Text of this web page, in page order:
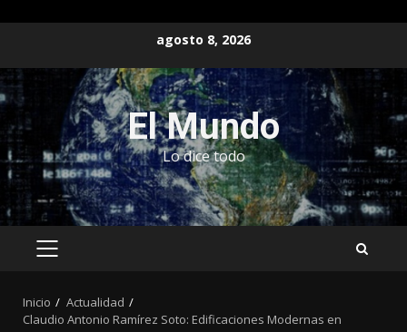
contenido
agosto 8, 2026
El Mundo
Lo dice todo
MENÚ
Inicio
Actualidad
Claudio Antonio Ramírez Soto: Edificaciones Modernas en